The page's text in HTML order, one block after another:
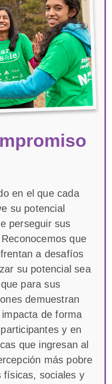
en el que cada
su potencial
perseguir sus
que
a desafíos
su potencial sea
para sus
demuestran
de forma
y en
que ingresan al
más pobre
físicas, sociales y